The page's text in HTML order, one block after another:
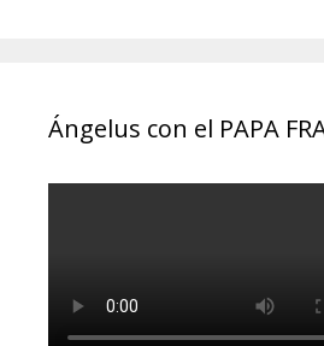
Ángelus con el PAPA